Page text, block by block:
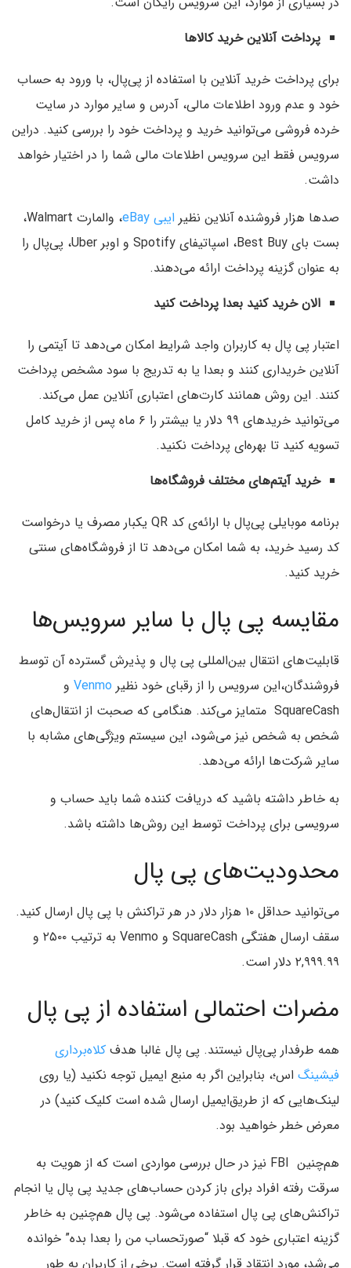
پرداخت آنلاین خرید کالاها
برای پرداخت خرید آنلاین با استفاده از پی‌پال، با ورود به حساب
خود و عدم ورود اطلاعات مالی، آدرس و سایر موارد در سایت
خرده فروشی می‌توانید خرید و پرداخت خود را بررسی کنید. در‌این
سرویس فقط این سرویس اطلاعات مالی شما را در اختیار خواهد
داشت.
صدها هزار فروشنده آنلاین نظیر‌ ایبی eBay
، والمارت Walmart،
بست بای Best Buy، اسپاتیفای Spotify و اوبر Uber، پی‌‌پال را
به عنوان گزینه پرداخت ارائه می‌دهند.
الان خرید کنید بعدا پرداخت کنید
اعتبار پی پال به کاربران واجد شرایط امکان می‌دهد تا آیتمی را
آنلاین خریداری کنند و بعدا یا به تدریج با سود مشخص پرداخت
کنند.‌ این روش همانند کارت‌های اعتباری آنلاین عمل می‌کند.
می‌توانید خریدهای ۹۹ دلار یا بیشتر را ۶ ماه پس از خرید کامل
تسویه کنید تا بهره‌ای پرداخت نکنید.
خرید آیتم‌های مختلف فروشگاه‌ها
برنامه موبایلی پی‌‌پال با ارائه‌ی کد QR یکبار مصرف یا درخواست
کد رسید خرید، به شما امکان می‌دهد تا از فروشگاه‌های سنتی
خرید کنید.
مقایسه پی پال با سایر سرویس‌ها
قابلیت‌های انتقال بین‌المللی پی پال و پذیرش گسترده آن توسط
فروشندگان،‌این سرویس را از رقبای خود نظیر Venmo و
SquareCash متمایز می‌کند. هنگامی که صحبت از انتقال‌های
شخص به شخص نیز می‌شود، این سیستم ویژگی‌های مشابه با
سایر شرکت‌ها ارائه می‌دهد.
به خاطر داشته باشید که دریافت کننده شما باید حساب و
سرویسی برای پرداخت توسط‌ این روش‌ها داشته باشد.
محدودیت‌های پی پال
می‌توانید حداقل ۱۰ هزار دلار در هر تراکنش با پی‌ پال ارسال کنید.
سقف ارسال هفتگی SquareCash و Venmo به ترتیب ۲۵۰۰ و
۲,۹۹۹.۹۹ دلار است.
مضرات احتمالی استفاده از پی پال
همه طرفدار پی‌پال نیستند. پی پال غالبا هدف کلاه‌برداری
فیشینگ اس؛، بنابراین اگر به منبع‌ ایمیل توجه نکنید (یا روی
لینک‌هایی که از طریق‌ایمیل ارسال شده است کلیک کنید) در
معرض خطر خواهید بود.
هم‌چنین FBI نیز در حال بررسی مواردی است که از هویت به
سرقت رفته افراد برای باز کردن حساب‌های جدید پی پال یا انجام
تراکنش‌های پی پال استفاده می‌شود. پی پال هم‌چنین به خاطر
گزینه اعتباری خود که قبلا “صورتحساب من را بعدا بده” خوانده
می‌شد، مورد انتقاد قرار گرفته است. برخی از کاربران به طور